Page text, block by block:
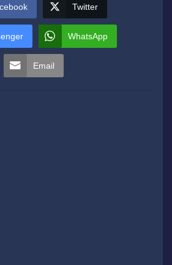
Twitter
WhatsApp
Email